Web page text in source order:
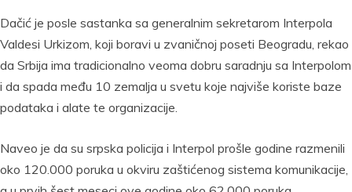
Dačić je posle sastanka sa generalnim sekretarom Interpola
Valdesi Urkizom, koji boravi u zvaničnoj poseti Beogradu, rekao
da Srbija ima tradicionalno veoma dobru saradnju sa Interpolom
i da spada među 10 zemalja u svetu koje najviše koriste baze
podataka i alate te organizacije.
Naveo je da su srpska policija i Interpol prošle godine razmenili
oko 120.000 poruka u okviru zaštićenog sistema komunikacije,